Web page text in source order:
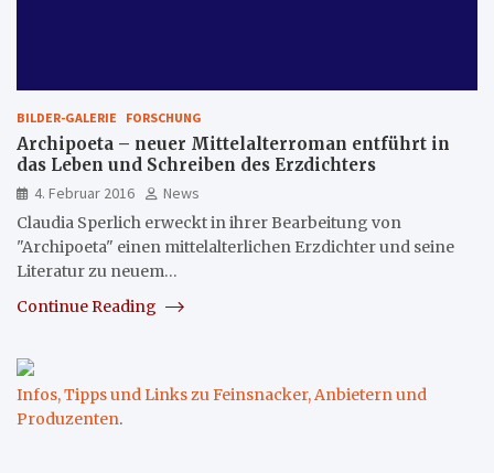
BILDER-GALERIE FORSCHUNG
Archipoeta – neuer Mittelalterroman entführt in
das Leben und Schreiben des Erzdichters
4. Februar 2016
News
Claudia Sperlich erweckt in ihrer Bearbeitung von
"Archipoeta" einen mittelalterlichen Erzdichter und seine
Literatur zu neuem…
Continue Reading
Infos, Tipps und Links zu Feinsnacker, Anbietern und
Produzenten.